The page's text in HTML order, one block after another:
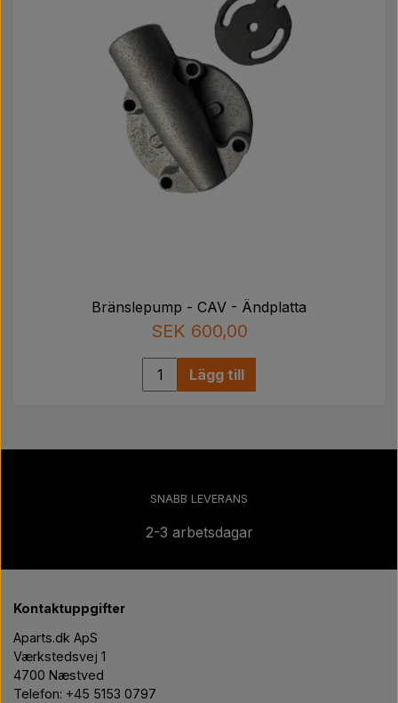
Bränslepump - CAV - Ändplatta
SEK 600,00
Lägg till
SNABB LEVERANS
2-3 arbetsdagar
Kontaktuppgifter
Aparts.dk ApS
Værkstedsvej 1
4700 Næstved
Telefon: +45 5153 0797